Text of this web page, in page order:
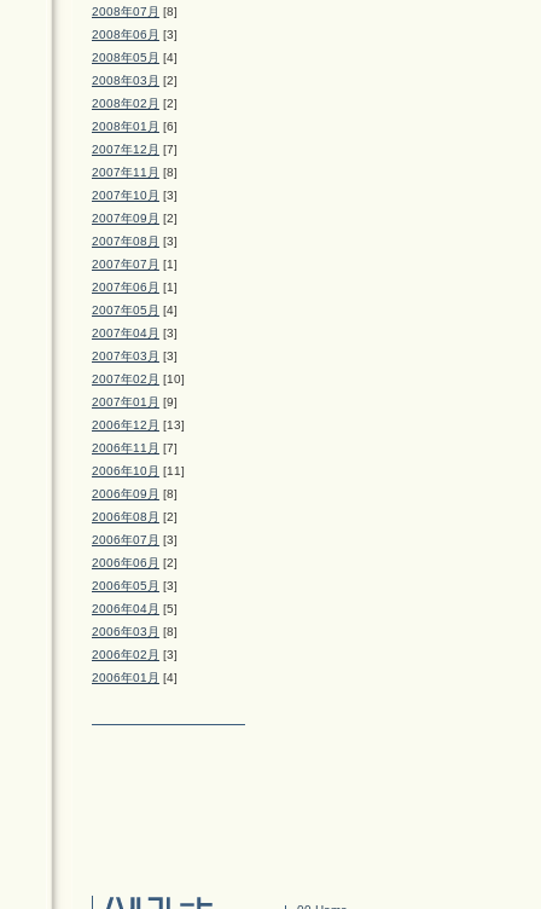
2008年07月 [8]
2008年06月 [3]
2008年05月 [4]
2008年03月 [2]
2008年02月 [2]
2008年01月 [6]
2007年12月 [7]
2007年11月 [8]
2007年10月 [3]
2007年09月 [2]
2007年08月 [3]
2007年07月 [1]
2007年06月 [1]
2007年05月 [4]
2007年04月 [3]
2007年03月 [3]
2007年02月 [10]
2007年01月 [9]
2006年12月 [13]
2006年11月 [7]
2006年10月 [11]
2006年09月 [8]
2006年08月 [2]
2006年07月 [3]
2006年06月 [2]
2006年05月 [3]
2006年04月 [5]
2006年03月 [8]
2006年02月 [3]
2006年01月 [4]